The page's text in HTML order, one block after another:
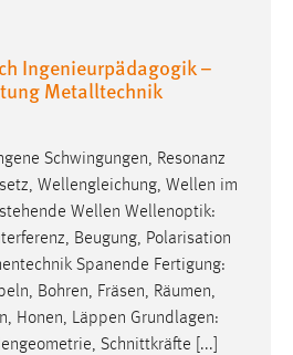
Ingenieurpädagogik –
Metalltechnik
Schwingungen, Resonanz
Wellengleichung, Wellen im
Wellen Wellenoptik:
Beugung, Polarisation
Spanende Fertigung:
Bohren, Fräsen, Räumen,
Honen, Läppen Grundlagen:
Schnittkräfte [...]